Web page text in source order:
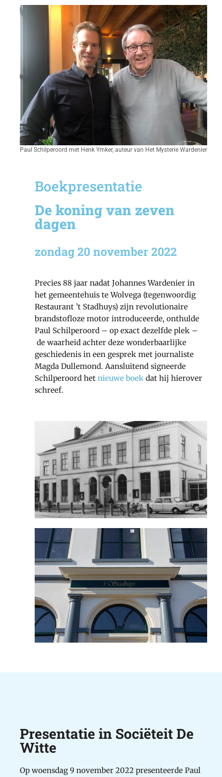
Paul Schilperoord met Henk Ymker, auteur van Het Mysterie Wardenier
Boekpresentatie
De koning van zeven
dagen
zondag 20 november 2022
Precies 88 jaar nadat Johannes Wardenier in
het gemeentehuis te Wolvega (tegenwoordig
Restaurant ’t Stadhuys) zijn revolutionaire
brandstofloze motor introduceerde, onthulde
Paul Schilperoord – op exact dezelfde plek –
de waarheid achter deze wonderbaarlijke
geschiedenis in een gesprek met journaliste
Magda Dullemond. Aansluitend signeerde
Schilperoord het nieuwe boek dat hij hierover
schreef.
Presentatie in Sociëteit De
Witte
Op woensdag 9 november 2022 presenteerde Paul